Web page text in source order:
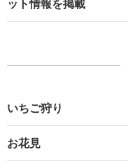
ット情報を掲載
いちご狩り
お花見